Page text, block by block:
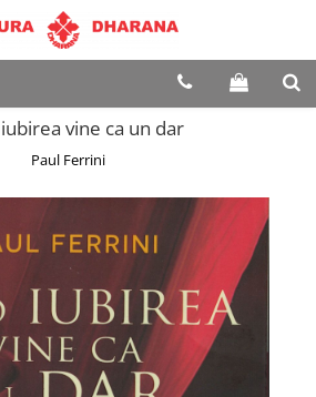
vine ca un dar
Paul Ferrini